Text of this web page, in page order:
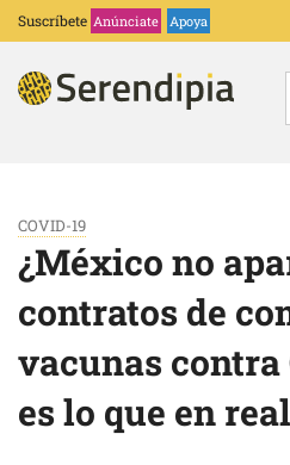
Suscríbete Anúnciate Apoya
COVID-19
¿México no
contratos de
vacunas contra
es lo que en